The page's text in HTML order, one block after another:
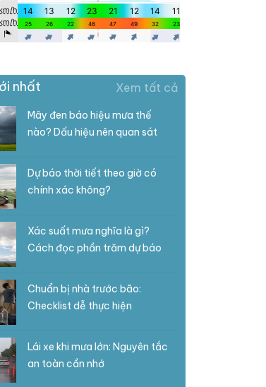
nhất Xem tất cả
Mây đen báo hiệu mưa thế
nào? Dấu hiệu nên quan sát
Dự báo thời tiết theo giờ có
chính xác không?
Xác suất mưa nghĩa là gì?
Cách đọc phần trăm dự báo
Chuẩn bị nhà trước bão:
Checklist dễ thực hiện
Lái xe khi mưa lớn: Nguyên tắc
an toàn cần nhớ